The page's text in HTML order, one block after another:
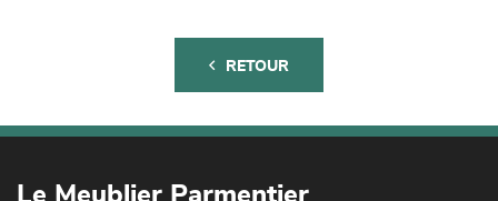
RETOUR
Le Meublier Parmentier